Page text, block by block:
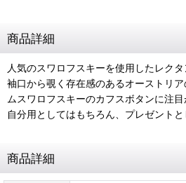
商品詳細
人気のスワロフスキーを使用したレクタ
袖口から覗く存在感のあるオーストリ
ムスワロフスキーのカフスボタンに注
自分用としてはもちろん、プレゼント
商品詳細